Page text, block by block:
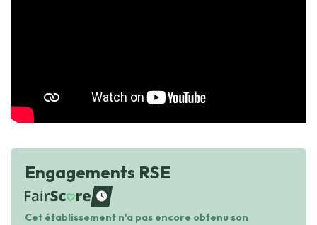
Engagements RSE
waiting
Cet établissement n'a pas encore obtenu son